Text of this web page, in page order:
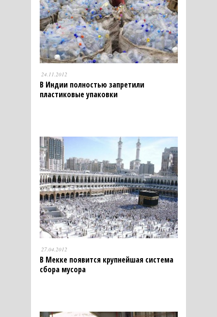
24.11.2012
В Индии полностью запретили
пластиковые упаковки
27.04.2012
В Мекке появится крупнейшая система
сбора мусора